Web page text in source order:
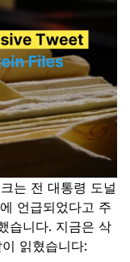
는 전 대통령 도널
에 언급되었다고 주
습니다. 지금은 삭
읽혔습니다: